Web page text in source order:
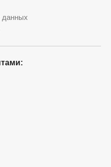
данных